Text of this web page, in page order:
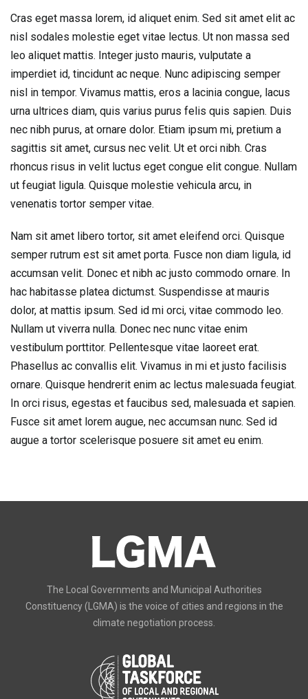
Cras eget massa lorem, id aliquet enim. Sed sit amet elit ac
nisl sodales molestie eget vitae lectus. Ut non massa sed
leo aliquet mattis. Integer justo mauris, vulputate a
imperdiet id, tincidunt ac neque. Nunc adipiscing semper
nisl in tempor. Vivamus mattis, eros a lacinia congue, lacus
urna ultrices diam, quis varius purus felis quis sapien. Duis
nec nibh purus, at ornare dolor. Etiam ipsum mi, pretium a
sagittis sit amet, cursus nec velit. Ut et orci nibh. Cras
rhoncus risus in velit luctus eget congue elit congue. Nullam
ut feugiat ligula. Quisque molestie vehicula arcu, in
venenatis tortor semper vitae.
Nam sit amet libero tortor, sit amet eleifend orci. Quisque
semper rutrum est sit amet porta. Fusce non diam ligula, id
accumsan velit. Donec et nibh ac justo commodo ornare. In
hac habitasse platea dictumst. Suspendisse at mauris
dolor, at mattis ipsum. Sed id mi orci, vitae commodo leo.
Nullam ut viverra nulla. Donec nec nunc vitae enim
vestibulum porttitor. Pellentesque vitae laoreet erat.
Phasellus ac convallis elit. Vivamus in mi et justo facilisis
ornare. Quisque hendrerit enim ac lectus malesuada feugiat.
In orci risus, egestas et faucibus sed, malesuada et sapien.
Fusce sit amet lorem augue, nec accumsan nunc. Sed id
augue a tortor scelerisque posuere sit amet eu enim.
The Local Governments and Municipal Authorities
Constituency (LGMA) is the voice of cities and regions in the
climate negotiation process.